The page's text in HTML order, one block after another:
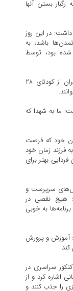
بستن آنها
با اشاره به ۱۳ آبان ۵۸، بیان داشت: در این روز
باشد، به
شده بود، توسط
سجادی با تأکید بر اینکه دشمنی آمریکا با مردم ایران از کودتای ۲۸
ما به شهدا که
خود که فرصت
فرزند زمان خود
بهتر برای
سرپرست و
هیچ نقصی در
به خوبی
آموزش و پرورش
سراسری در
اشاره کرد و از
را جذب کنند و